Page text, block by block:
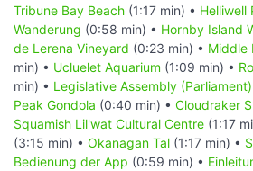
Tribune Bay Beach (1:17 min) • Helliwell
Wanderung (0:58 min) • Hornby Island
de Lerena Vineyard (0:23 min) • Middle
min) • Ucluelet Aquarium (1:09 min) •
min) • Legislative Assembly (Parliament)
Peak Gondola (0:40 min) • Cloudraker
Squamish Lil'wat Cultural Centre (1:17
(3:15 min) • Okanagan Tal (1:17 min) •
Bedienung der App (0:59 min) •